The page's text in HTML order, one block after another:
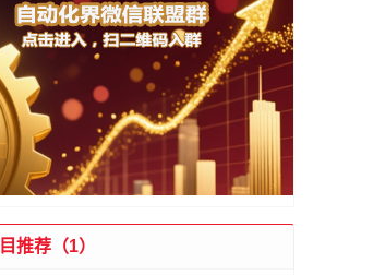
推荐（1）